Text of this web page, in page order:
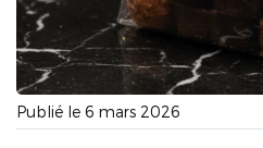
Publié le 6 mars 2026